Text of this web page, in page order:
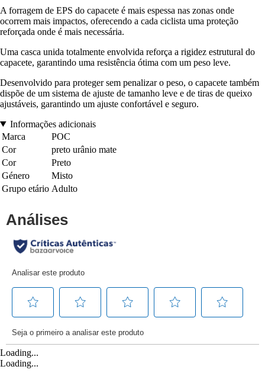
A forragem de EPS do capacete é mais espessa nas zonas onde
ocorrem mais impactos, oferecendo a cada ciclista uma proteção
reforçada onde é mais necessária.
Uma casca unida totalmente envolvida reforça a rigidez estrutural do
capacete, garantindo uma resistência ótima com um peso leve.
Desenvolvido para proteger sem penalizar o peso, o capacete também
dispõe de um sistema de ajuste de tamanho leve e de tiras de queixo
ajustáveis, garantindo um ajuste confortável e seguro.
Informações adicionais
Marca
POC
Cor
preto urânio mate
Cor
Preto
Género
Misto
Grupo etário Adulto
Loading...
Loading...